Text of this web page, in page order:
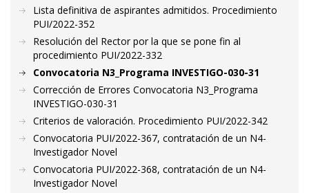
Lista definitiva de aspirantes admitidos. Procedimiento
PUI/2022-352
Resolución del Rector por la que se pone fin al
procedimiento PUI/2022-332
Convocatoria N3_Programa INVESTIGO-030-31
Corrección de Errores Convocatoria N3_Programa
INVESTIGO-030-31
Criterios de valoración. Procedimiento PUI/2022-342
Convocatoria PUI/2022-367, contratación de un N4-
Investigador Novel
Convocatoria PUI/2022-368, contratación de un N4-
Investigador Novel